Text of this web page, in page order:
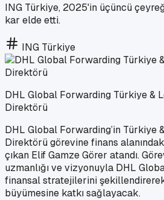
ING Türkiye, 2025'in üçüncü
kar elde etti.
ING Türkiye
DHL Global Forwarding Türkiye &
Direktörü
DHL Global Forwarding’in Türkiye
Direktörü görevine finans
çıkan Elif Gamze Görer atandı.
uzmanlığı ve vizyonuyla DHL
finansal stratejilerini
büyümesine katkı sağlayacak.